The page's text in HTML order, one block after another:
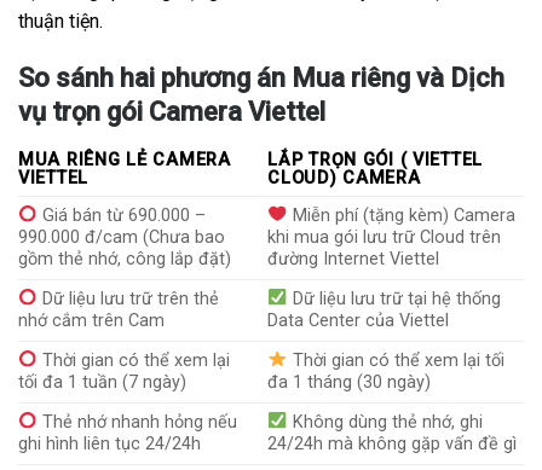
thuận tiện.
So sánh hai phương án Mua riêng và Dịch
vụ trọn gói Camera Viettel
MUA RIÊNG LẺ CAMERA
VIETTEL
LẮP TRỌN GÓI ( VIETTEL
CLOUD) CAMERA
Giá bán từ 690.000 –
990.000 đ/cam (Chưa bao
gồm thẻ nhớ, công lắp đặt)
Miễn phí (tặng kèm) Camera
khi mua gói lưu trữ Cloud trên
đường Internet Viettel
Dữ liệu lưu trữ trên thẻ
nhớ cắm trên Cam
Dữ liệu lưu trữ tại hệ thống
Data Center của Viettel
Thời gian có thể xem lại
tối đa 1 tuần (7 ngày)
Thời gian có thể xem lại tối
đa 1 tháng (30 ngày)
Thẻ nhớ nhanh hỏng nếu
ghi hình liên tục 24/24h
Không dùng thẻ nhớ, ghi
24/24h mà không gặp vấn đề gì